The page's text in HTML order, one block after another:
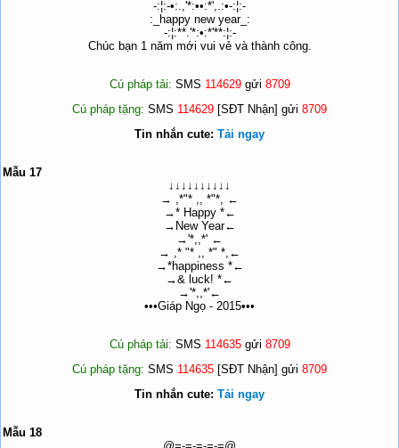
-:¦:-•:.,'*:••:*',.:•-:¦:-
:_happy new year_:
-:¦:**.'*:•:*'**:¦:-
Chúc bạn 1 năm mới vui vẻ và thành công.
Cú pháp tải: SMS 114629gửi 8709
Cú pháp tặng: SMS 114629 [SĐT Nhận] gửi 8709
Tin nhắn cute: Tải ngay
Mẫu 17
↓↓↓↓↓↓↓↓↓↓
→ ,*"* ,, *"*, ←
→* Happy *←
→New Year←
→'*,,*' ←
→ ,* "* ,, *" *,←
→*happiness *←
→& luck! *←
→'*,,*'←
•••Giáp Ngọ - 2015•••
Cú pháp tải: SMS 114635gửi 8709
Cú pháp tặng: SMS 114635 [SĐT Nhận] gửi 8709
Tin nhắn cute: Tải ngay
Mẫu 18